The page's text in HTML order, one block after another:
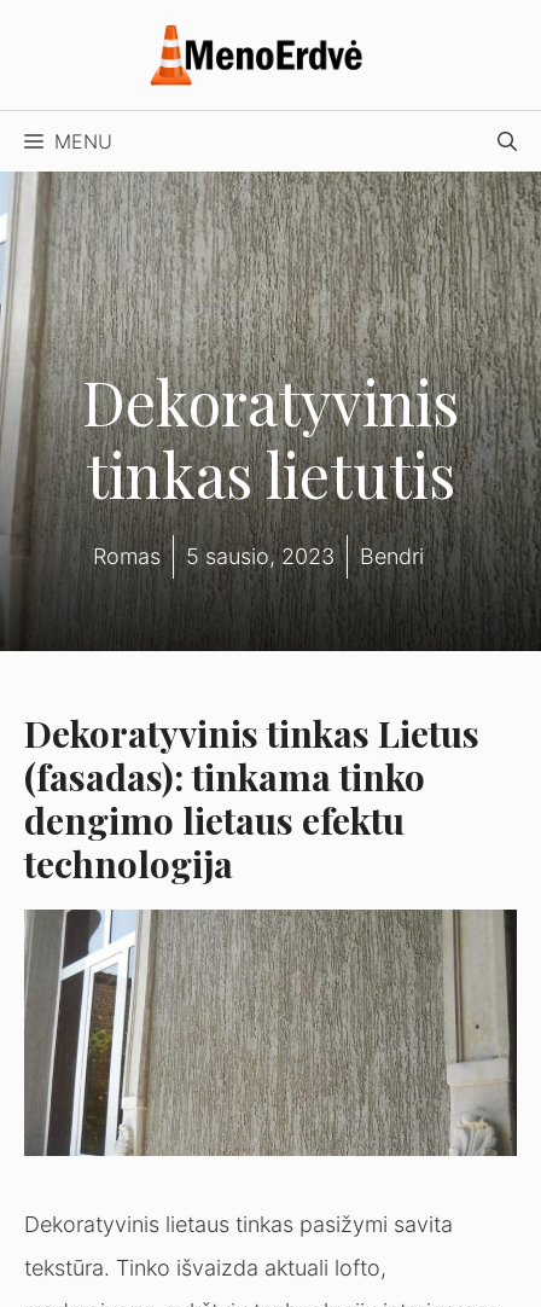
turinio
MENU
Dekoratyvinis
tinkas lietutis
Romas 5 sausio, 2023 Bendri
Dekoratyvinis tinkas Lietus
(fasadas): tinkama tinko
dengimo lietaus efektu
technologija
Dekoratyvinis lietaus tinkas pasižymi savita
tekstūra. Tinko išvaizda aktuali lofto,